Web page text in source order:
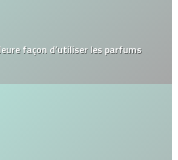
façon d’utiliser les parfums